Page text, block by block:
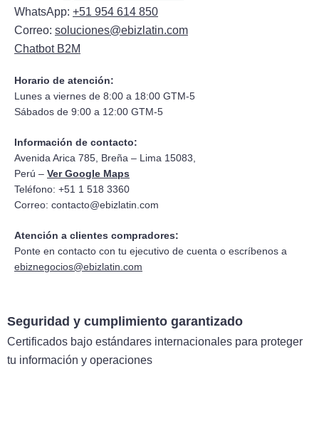
WhatsApp: +51 954 614 850
Correo: soluciones@ebizlatin.com
Chatbot B2M
Horario de atención:
Lunes a viernes de 8:00 a 18:00 GTM-5
Sábados de 9:00 a 12:00 GTM-5
Información de contacto:
Avenida Arica 785, Breña – Lima 15083,
Perú – Ver Google Maps
Teléfono: +51 1 518 3360
Correo: contacto@ebizlatin.com
Atención a clientes compradores:
Ponte en contacto con tu ejecutivo de cuenta o escríbenos a
ebiznegocios@ebizlatin.com
Seguridad y cumplimiento garantizado
Certificados bajo estándares internacionales para proteger
tu información y operaciones